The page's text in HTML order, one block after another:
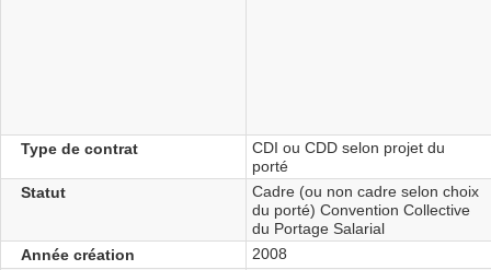
Type de contrat
CDI ou CDD selon projet du
porté
Statut
Cadre (ou non cadre selon choix
du porté) Convention Collective
du Portage Salarial
Année création
2008